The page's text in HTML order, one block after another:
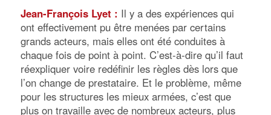
Jean-François Lyet : Il y a des expériences qui
ont effectivement pu être menées par certains
grands acteurs, mais elles ont été conduites à
chaque fois de point à point. C’est-à-dire qu’il faut
réexpliquer voire redéfinir les règles dès lors que
l’on change de prestataire. Et le problème, même
pour les structures les mieux armées, c’est que
plus on travaille avec de nombreux acteurs, plus